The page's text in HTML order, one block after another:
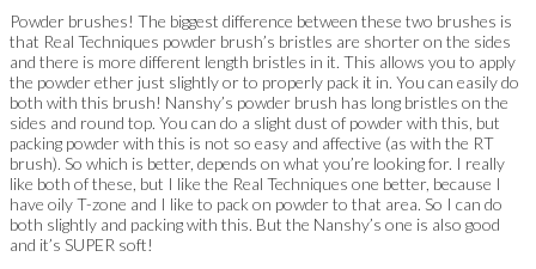
Powder brushes! The biggest difference between these two brushes is
that Real Techniques powder brush’s bristles are shorter on the sides
and there is more different length bristles in it. This allows you to apply
the powder ether just slightly or to properly pack it in. You can easily do
both with this brush! Nanshy’s powder brush has long bristles on the
sides and round top. You can do a slight dust of powder with this, but
packing powder with this is not so easy and affective (as with the RT
brush). So which is better, depends on what you’re looking for. I really
like both of these, but I like the Real Techniques one better, because I
have oily T-zone and I like to pack on powder to that area. So I can do
both slightly and packing with this. But the Nanshy’s one is also good
and it’s SUPER soft!